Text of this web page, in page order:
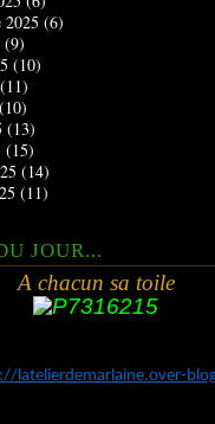
2025 (6)
(9)
(10)
(11)
(10)
(13)
(15)
(14)
(11)
JOUR...
A chacun sa toile
latelierdemarlaine.over-